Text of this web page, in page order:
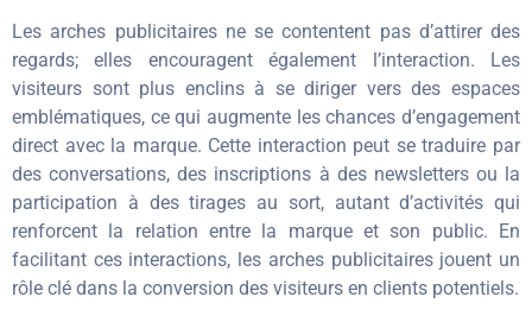
Les arches publicitaires ne se contentent pas d’attirer des
regards; elles encouragent également l’interaction. Les
visiteurs sont plus enclins à se diriger vers des espaces
emblématiques, ce qui augmente les chances d’engagement
direct avec la marque. Cette interaction peut se traduire par
des conversations, des inscriptions à des newsletters ou la
participation à des tirages au sort, autant d’activités qui
renforcent la relation entre la marque et son public. En
facilitant ces interactions, les arches publicitaires jouent un
rôle clé dans la conversion des visiteurs en clients potentiels.